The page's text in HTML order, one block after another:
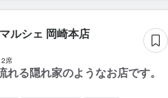
ルシェ 岡崎本店
席
る隠れ家のようなお店です。